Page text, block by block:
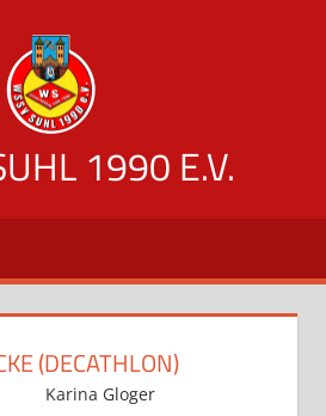
1990 E.V.
(DECATHLON)
Karina Gloger